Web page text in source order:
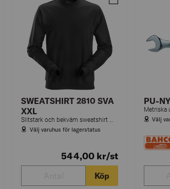
PU-NYCKEL SB111M-15 (1)
SWEATSHIRT 2810 SVA
XXL
Välj varuhus för lagerstatus
544,00 kr/st
Köp
Jämför
PU-
Metriska
Välj